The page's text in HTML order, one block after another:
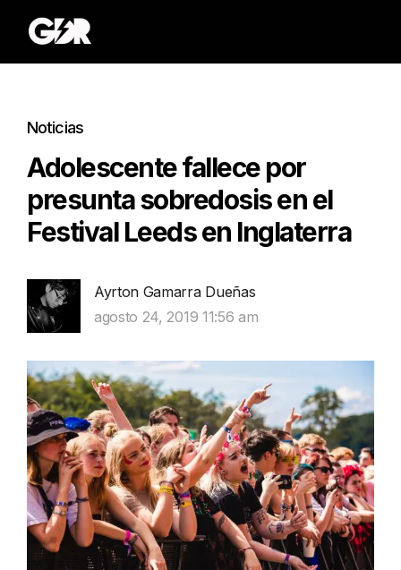
Noticias
Adolescente fallece por
presunta sobredosis en el
Festival Leeds en Inglaterra
Ayrton Gamarra Dueñas
agosto 24, 2019 11:56 am